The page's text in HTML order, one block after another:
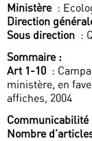
Ministère :
Direction
Sous direction :
Sommaire :
Art 1-10 :
ministère, en
affiches, 2004
Communicabilité
Nombre